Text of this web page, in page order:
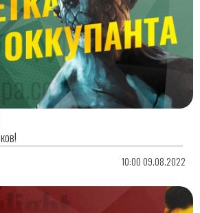
10:00 09.08.2022